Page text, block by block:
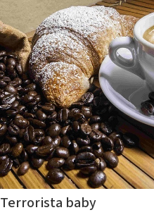
Terrorista baby